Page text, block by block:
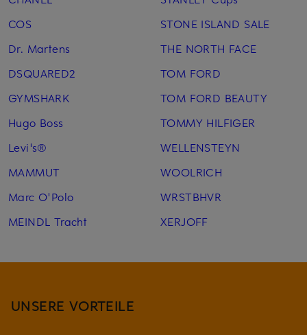
COS
Dr. Martens
DSQUARED2
GYMSHARK
Hugo Boss
Levi's®
MAMMUT
Marc O'Polo
MEINDL Tracht
STONE ISLAND SALE
THE NORTH FACE
TOM FORD
TOM FORD BEAUTY
TOMMY HILFIGER
WELLENSTEYN
WOOLRICH
WRSTBHVR
XERJOFF
UNSERE VORTEILE